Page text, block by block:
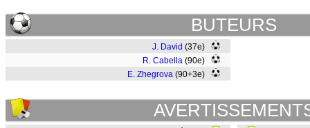
BUTEURS
J. David (37e)
R. Cabella (90e)
E. Zhegrova (90+3e)